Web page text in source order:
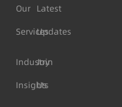
Our
Services
Latest
Updates
Industry
Insights
Join
Us